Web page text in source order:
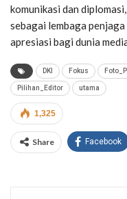
komunikasi dan
sebagai lembaga
apresiasi bagi dunia
DKI Fokus
Pilihan_Editor utama
1,325
Share Facebook